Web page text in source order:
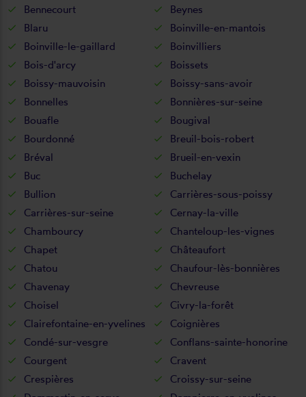
Bennecourt
Beynes
Blaru
Boinville-en-mantois
Boinville-le-gaillard
Boinvilliers
Bois-d'arcy
Boissets
Boissy-mauvoisin
Boissy-sans-avoir
Bonnelles
Bonnières-sur-seine
Bouafle
Bougival
Bourdonné
Breuil-bois-robert
Bréval
Brueil-en-vexin
Buc
Buchelay
Bullion
Carrières-sous-poissy
Carrières-sur-seine
Cernay-la-ville
Chambourcy
Chanteloup-les-vignes
Chapet
Châteaufort
Chatou
Chaufour-lès-bonnières
Chavenay
Chevreuse
Choisel
Civry-la-forêt
Clairefontaine-en-yvelines
Coignières
Condé-sur-vesgre
Conflans-sainte-honorine
Courgent
Cravent
Crespières
Croissy-sur-seine